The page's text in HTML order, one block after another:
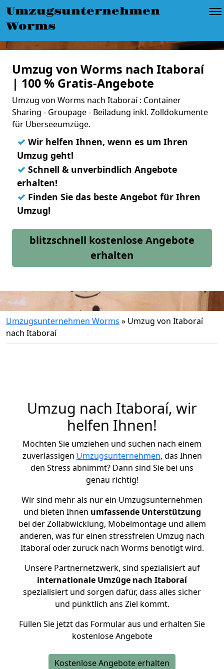
Umzugsunternehmen
Worms
Umzug von Worms nach Itaboraí
| 100 % Gratis-Angebote
Umzug von Worms nach Itaboraí : Container
Sharing - Groupage - Beiladung inkl. Zolldokumente
für Überseeumzüge.
✓ Wir helfen Ihnen, wenn es um Ihren
Umzug geht!
✓ Schnell & unverbindlich Angebote
erhalten!
✓ Finden Sie das beste Angebot für Ihren
Umzug!
blitzschnell kostenlose Angebote
erhalten
Umzugsunternehmen Worms » Umzug von Itaboraí
nach Itaboraí
Umzug nach Itaboraí, wir
helfen Ihnen!
Möchten Sie umziehen und suchen nach einem
zuverlässigen Umzugsunternehmen, das Ihnen
den Stress abnimmt? Dann sind Sie bei uns
genau richtig!
Wir sind mehr als nur ein Umzugsunternehmen
und bieten Ihnen umfassende Unterstützung
bei der Zollabwicklung, Möbelmontage und allem
anderen, was für einen stressfreien Umzug nach
Itaboraí oder zurück nach Worms benötigt wird.
Unsere Partnernetzwerk, sind spezialisiert auf
internationale Umzüge nach Itaboraí
spezialisiert und sorgen dafür, dass alles sicher
und pünktlich ans Ziel kommt.
Füllen Sie jetzt das Formular aus und erhalten Sie
kostenlose Angebote
Kostenlose Angebote erhalten